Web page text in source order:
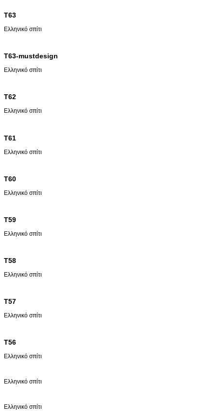
T63
Ελληνικό σπίτι
T63-mustdesign
Ελληνικό σπίτι
T62
Ελληνικό σπίτι
T61
Ελληνικό σπίτι
T60
Ελληνικό σπίτι
T59
Ελληνικό σπίτι
T58
Ελληνικό σπίτι
T57
Ελληνικό σπίτι
T56
Ελληνικό σπίτι
Ελληνικό σπίτι
Ελληνικό σπίτι